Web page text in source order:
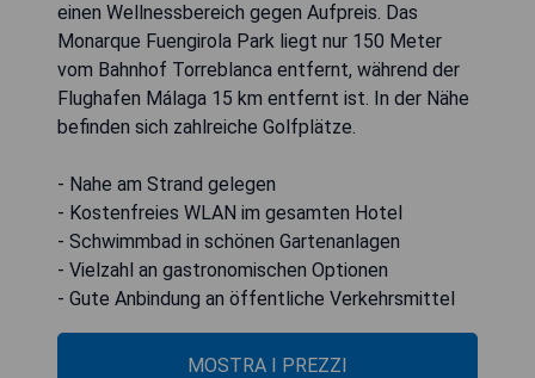
einen Wellnessbereich gegen Aufpreis. Das
Monarque Fuengirola Park liegt nur 150 Meter
vom Bahnhof Torreblanca entfernt, während der
Flughafen Málaga 15 km entfernt ist. In der Nähe
befinden sich zahlreiche Golfplätze.
- Nahe am Strand gelegen
- Kostenfreies WLAN im gesamten Hotel
- Schwimmbad in schönen Gartenanlagen
- Vielzahl an gastronomischen Optionen
- Gute Anbindung an öffentliche Verkehrsmittel
MOSTRA I PREZZI